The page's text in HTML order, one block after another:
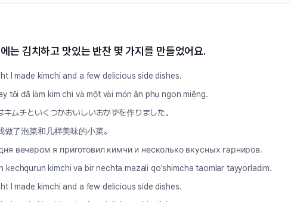
는 김치하고 맛있는 반찬 몇 가지를 만들었어요.
I made kimchi and a few delicious side dishes.
tôi đã làm kim chi và một vài món ăn phụ ngon miệng.
キムチといくつかおいしいおかずを作りました。
做了泡菜和几样美味的小菜。
вечером я приготовил кимчи и несколько вкусных гарниров.
kechqurun kimchi va bir nechta mazali qo'shimcha taomlar tayyorladim.
I made kimchi and a few delicious side dishes.